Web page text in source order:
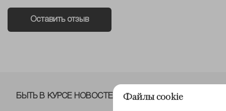
Оставить отзыв
БЫТЬ В КУРСЕ НОВОСТЕЙ ОТ NELVA!
Файлы cookie